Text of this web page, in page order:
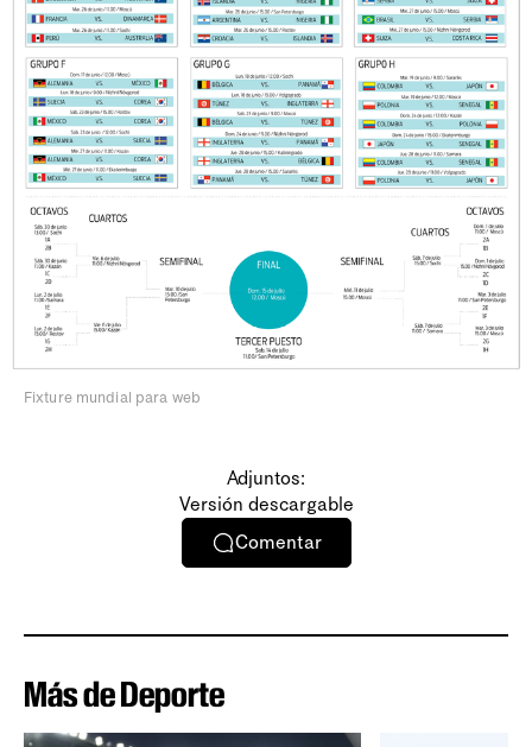
Fixture mundial para web
Adjuntos:
Versión descargable
Comentar
Más de Deporte